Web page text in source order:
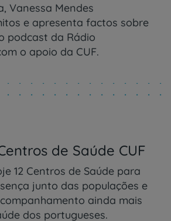
Vanessa Mendes
e apresenta factos sobre
podcast da Rádio
o apoio da CUF.
de Saúde CUF
12 Centros de Saúde para
junto das populações e
ainda mais
dos portugueses.